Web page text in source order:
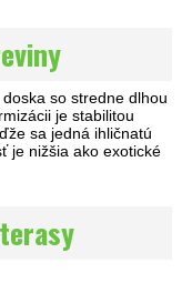
so stredne dlhou
je stabilitou
sa jedná ihličnatú
je nižšia ako exotické